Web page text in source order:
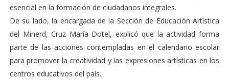
esencial en la formación de ciudadanos integrales.
De su lado, la encargada de la Sección de Educación Artística
del Minerd, Cruz María Dotel, explicó que la actividad forma
parte de las acciones contempladas en el calendario escolar
para promover la creatividad y las expresiones artísticas en los
centros educativos del país.